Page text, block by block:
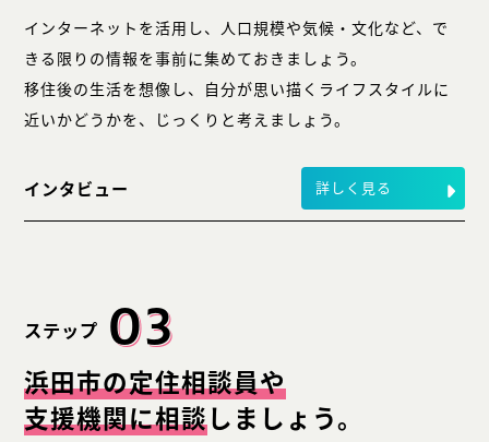
インターネットを活用し、人口規模や気候・文化など、で
きる限りの情報を事前に集めておきましょう。
移住後の生活を想像し、自分が思い描くライフスタイルに
近いかどうかを、じっくりと考えましょう。
インタビュー 詳しく見る
ステップ 03
浜田市の定住相談員や
支援機関に相談しましょう。